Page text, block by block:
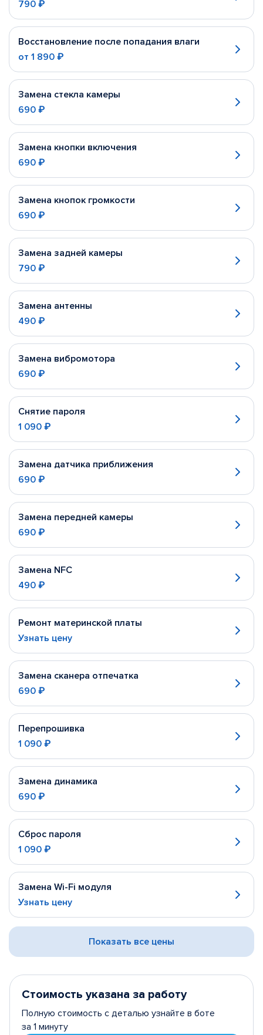
790 ₽
Восстановление после попадания влаги
от 1 890 ₽
Замена стекла камеры
690 ₽
Замена кнопки включения
690 ₽
Замена кнопок громкости
690 ₽
Замена задней камеры
790 ₽
Замена антенны
490 ₽
Замена вибромотора
690 ₽
Снятие пароля
1 090 ₽
Замена датчика приближения
690 ₽
Замена передней камеры
690 ₽
Замена NFC
490 ₽
Ремонт материнской платы
Узнать цену
Замена сканера отпечатка
690 ₽
Перепрошивка
1 090 ₽
Замена динамика
690 ₽
Сброс пароля
1 090 ₽
Замена Wi-Fi модуля
Узнать цену
Показать все цены
Стоимость указана за работу
Полную стоимость с деталью узнайте в боте
за 1 минуту